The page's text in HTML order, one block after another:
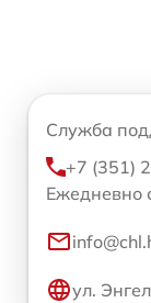
Служба
+7 (351)
Ежедневно
ул.